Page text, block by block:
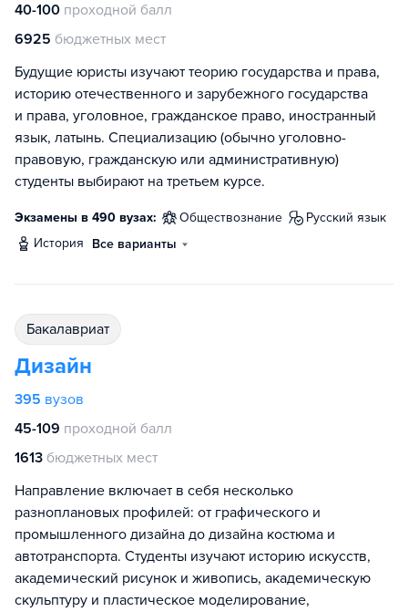
40-100 проходной балл
6925 бюджетных мест
Будущие юристы изучают теорию государства и права,
историю отечественного и зарубежного государства
и права, уголовное, гражданское право, иностранный
язык, латынь. Специализацию (обычно уголовно-
правовую, гражданскую или административную)
студенты выбирают на третьем курсе.
Экзамены в 490 вузах: обществознание
русский язык
история
Все варианты
бакалавриат
Дизайн
395 вузов
45-109 проходной балл
1613 бюджетных мест
Направление включает в себя несколько
разноплановых профилей: от графического и
промышленного дизайна до дизайна костюма и
автотранспорта. Студенты изучают историю искусств,
академический рисунок и живопись, академическую
скульптуру и пластическое моделирование,